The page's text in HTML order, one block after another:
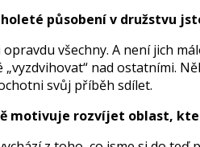
působení v družstvu
všechny. A není jich
„vyzdvihovat“ nad ostatními.
svůj příběh sdílet.
motivuje rozvíjet oblast,